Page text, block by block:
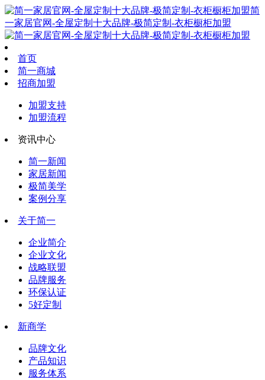
简
一家居官网-全屋定制十大品牌-极简定制-衣柜橱柜加盟
首页
简一商城
招商加盟
加盟支持
加盟流程
资讯中心
简一新闻
家居新闻
极简美学
案例分享
关于简一
企业简介
企业文化
战略联盟
品牌服务
环保认证
5好定制
新商学
品牌文化
产品知识
服务体系